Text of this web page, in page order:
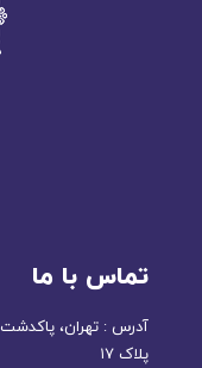
تماس با ما
آدرس : تهران،
پلاک ۱۷